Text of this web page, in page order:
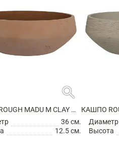
search
КАШПО ROUGH MADU M CLAY WASHED
36 см.
12.5 см.
Диаметр
Высота